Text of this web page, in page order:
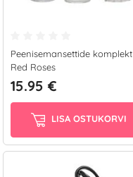
Peenisemansettide komplekt
Red Roses
15.95 €
LISA OSTUKORVI